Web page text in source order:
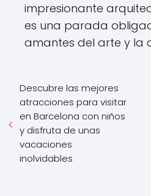
impresionante
es una parada
amantes del arte y la
Descubre las mejores
atracciones para visitar
en Barcelona con niños
y disfruta de unas
vacaciones
inolvidables